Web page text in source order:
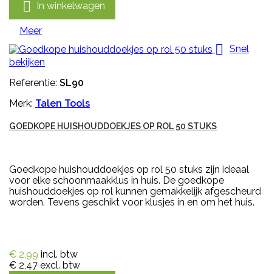
 In winkelwagen
Meer
 Snel
bekijken
Referentie: SL90
Merk: Talen Tools
GOEDKOPE HUISHOUDDOEKJES OP ROL 50 STUKS
Goedkope huishouddoekjes op rol 50 stuks zijn ideaal
voor elke schoonmaakklus in huis. De goedkope
huishouddoekjes op rol kunnen gemakkelijk afgescheurd
worden. Tevens geschikt voor klusjes in en om het huis.
€ 2,99 incl. btw
€ 2,47 excl. btw